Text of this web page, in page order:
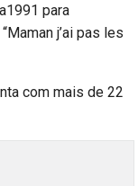
para
j’ai pas les
com mais de 22